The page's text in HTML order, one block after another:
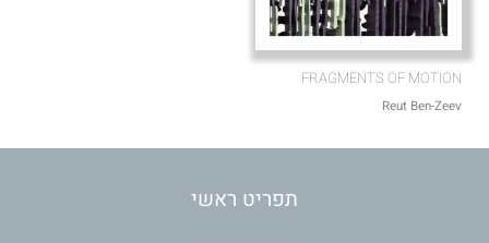
FRAGMENTS OF MOTION
Reut Ben-Zeev
תפריט ראשי